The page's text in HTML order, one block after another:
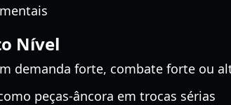
Nível
demanda forte, combate forte ou
peças-âncora em trocas sérias